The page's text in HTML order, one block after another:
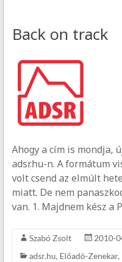
Back on track
Ahogy a cím is mondja,
adsr.hu-n. A formátum
volt csend az elmúlt
miatt. De nem
van. 1. Majdnem kész a
Szabó Zsolt
2010-
adsr.hu, Előadó-Zenekar,